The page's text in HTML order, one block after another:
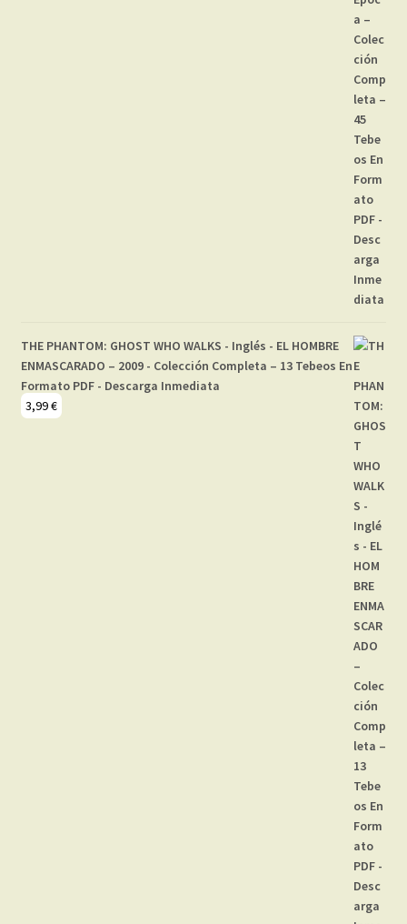
THE PHANTOM: GHOST WHO WALKS - Inglés - EL HOMBRE
ENMASCARADO – 2009 - Colección Completa – 13 Tebeos En
Formato PDF - Descarga Inmediata
3,99€